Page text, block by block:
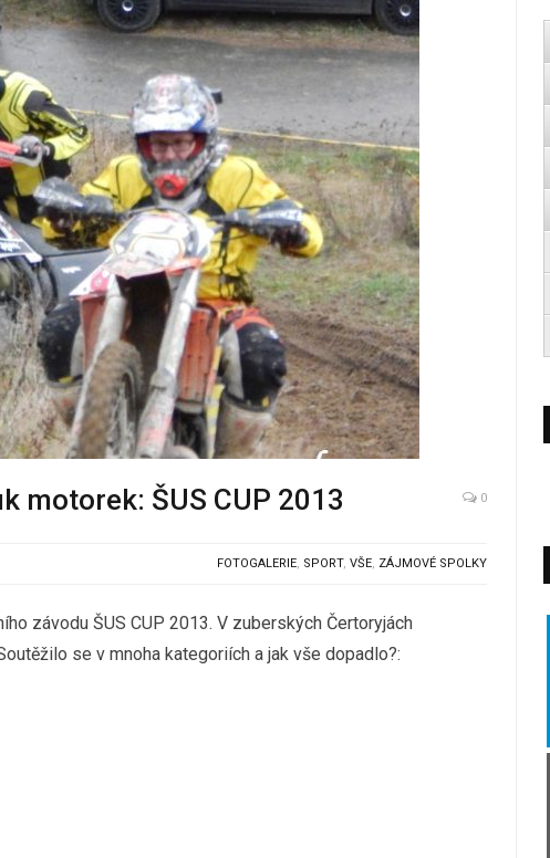
motorek: ŠUS CUP 2013 0
FOTOGALERIE, SPORT,VŠE, ZÁJMOVÉ SPOLKY
závodu ŠUS CUP 2013. V zuberských Čertoryjách
se v mnoha kategoriích a jak vše dopadlo?: